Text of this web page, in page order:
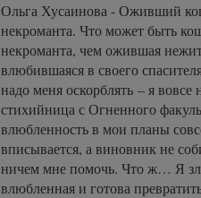
Ольга Хусаинова - Оживший
некроманта. Что может быть
некроманта, чем ожившая
влюбившаяся в своего
надо меня оскорблять – я вовсе
стихийница с Огненного
влюбленность в мои планы
вписывается, а виновник не
ничем мне помочь. Что ж… Я
влюбленная и готова